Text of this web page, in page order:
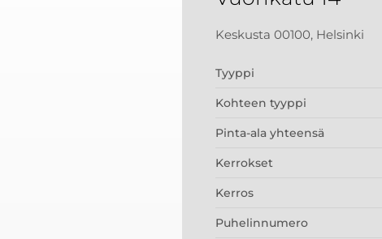
Keskusta 00100, Helsinki
Tyyppi
Kohteen tyyppi
Pinta-ala yhteensä
Kerrokset
Kerros
Puhelinnumero